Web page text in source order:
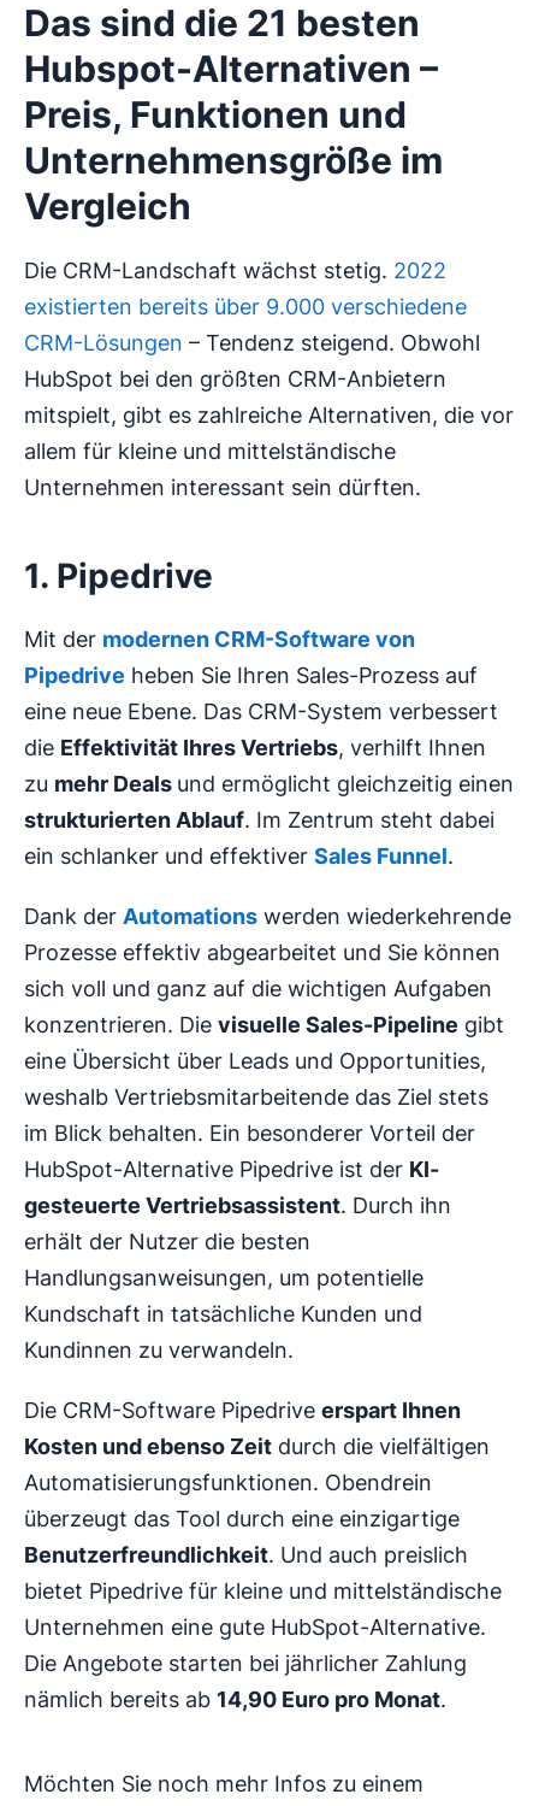
Das sind die 21 besten
Hubspot-Alternativen –
Preis, Funktionen und
Unternehmensgröße im
Vergleich
Die CRM-Landschaft wächst stetig. 2022
existierten bereits über 9.000 verschiedene
CRM-Lösungen – Tendenz steigend. Obwohl
HubSpot bei den größten CRM-Anbietern
mitspielt, gibt es zahlreiche Alternativen, die vor
allem für kleine und mittelständische
Unternehmen interessant sein dürften.
1. Pipedrive
Mit der modernen CRM-Software von
Pipedrive heben Sie Ihren Sales-Prozess auf
eine neue Ebene. Das CRM-System verbessert
die Effektivität Ihres Vertriebs, verhilft Ihnen
zu mehr Deals und ermöglicht gleichzeitig einen
strukturierten Ablauf. Im Zentrum steht dabei
ein schlanker und effektiver Sales Funnel.
Dank der Automations werden wiederkehrende
Prozesse effektiv abgearbeitet und Sie können
sich voll und ganz auf die wichtigen Aufgaben
konzentrieren. Die visuelle Sales-Pipeline gibt
eine Übersicht über Leads und Opportunities,
weshalb Vertriebsmitarbeitende das Ziel stets
im Blick behalten. Ein besonderer Vorteil der
HubSpot-Alternative Pipedrive ist der KI-
gesteuerte Vertriebsassistent. Durch ihn
erhält der Nutzer die besten
Handlungsanweisungen, um potentielle
Kundschaft in tatsächliche Kunden und
Kundinnen zu verwandeln.
Die CRM-Software Pipedrive erspart Ihnen
Kosten und ebenso Zeit durch die vielfältigen
Automatisierungsfunktionen. Obendrein
überzeugt das Tool durch eine einzigartige
Benutzerfreundlichkeit. Und auch preislich
bietet Pipedrive für kleine und mittelständische
Unternehmen eine gute HubSpot-Alternative.
Die Angebote starten bei jährlicher Zahlung
nämlich bereits ab 14,90 Euro pro Monat.
Möchten Sie noch mehr Infos zu einem